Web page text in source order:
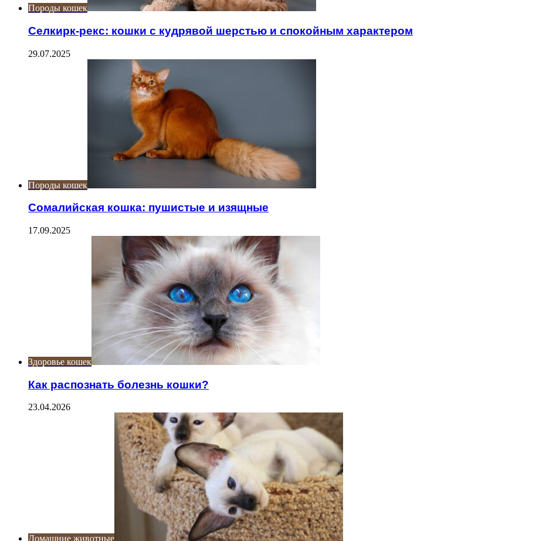
Породы кошек
Селкирк-рекс: кошки с кудрявой шерстью и спокойным характером
29.07.2025
Породы кошек
Сомалийская кошка: пушистые и изящные
17.09.2025
Здоровье кошек
Как распознать болезнь кошки?
23.04.2026
Домашние животные